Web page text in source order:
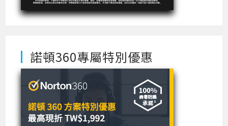
諾頓360專屬特別優惠